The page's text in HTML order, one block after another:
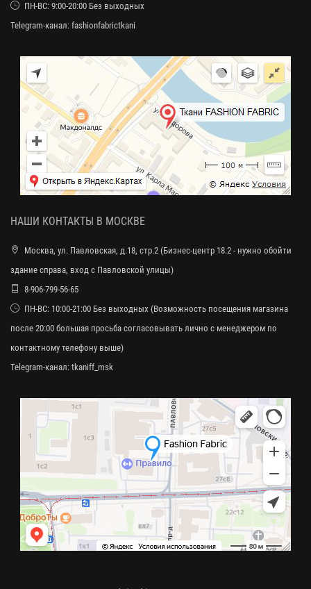
ПН-ВС: 9:00-20:00 Без выходных
Telegram-канал: fashionfabrictkani
НАШИ КОНТАКТЫ В МОСКВЕ
Москва, ул. Павловская, д.18, стр.2 (Бизнес-центр 18.2 - нужно обойти
здание справа, вход с Павловской улицы)
8-906-799-56-65
ПН-ВС: 10:00-21:00 Без выходных (Возможность посещения магазина
после 20:00 большая просьба согласовывать лично с менеджером по
контактному телефону выше)
Telegram-канал: tkaniff_msk